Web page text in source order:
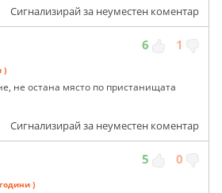
Сигнализирай за неуместен коментар
6 1
)
не остана място по пристанищата
Сигнализирай за неуместен коментар
5 0
)